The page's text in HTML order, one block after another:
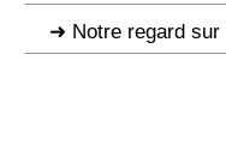
Notre regard sur